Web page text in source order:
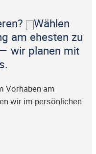
Wählen
am ehesten zu
wir planen mit
Vorhaben am
wir im persönlichen